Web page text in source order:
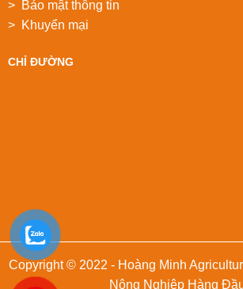
> Bảo mật thông tin
> Khuyển mại
CHỈ ĐƯỜNG
Copyright © 2022 - Hoàng Minh
Nông Nghiệp Hàng